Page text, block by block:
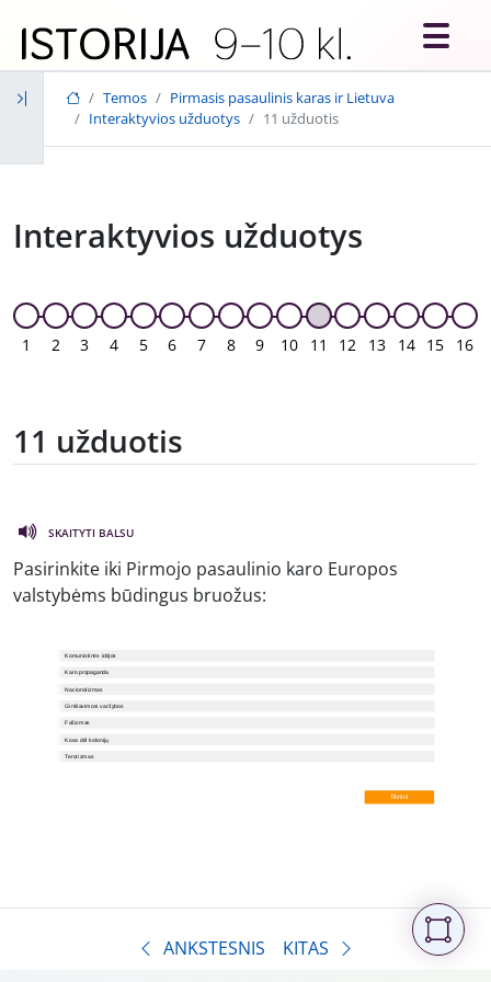
Temos
Pirmasis pasaulinis karas ir Lietuva
Interaktyvios užduotys
11 užduotis
Interaktyvios užduotys
1 2 3 4 5 6 7 8 9 10 11 12 13 14 15 16
11 užduotis
SKAITYTI BALSU
Pasirinkite iki Pirmojo pasaulinio karo Europos
valstybėms būdingus bruožus:
ANKSTESNIS KITAS